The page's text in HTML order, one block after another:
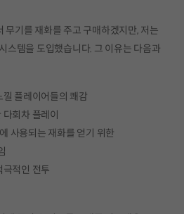
무기를 재화를 주고 구매하겠지만, 저는
스템을 도입했습니다. 그 이유는 다음과
플레이어들의 쾌감
회차 플레이
사용되는 재화를 얻기 위한
극적인 전투